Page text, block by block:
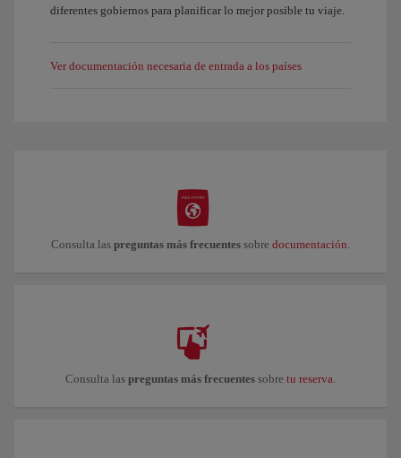
diferentes gobiernos para planificar lo mejor posible tu viaje.
Ver documentación necesaria de entrada a los países
Consulta las preguntas más frecuentes sobre documentación.
Consulta las preguntas más frecuentes sobre tu reserva.